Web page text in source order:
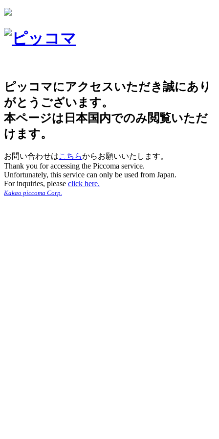
ピッコマにアクセスいただき誠にあり
がとうございます。
本ページは日本国内でのみ閲覧いただ
けます。
お問い合わせはこちらからお願いいたします。
Thank you for accessing the Piccoma service.
Unfortunately, this service can only be used from Japan.
For inquiries, please click here.
Kakao piccoma Corp.